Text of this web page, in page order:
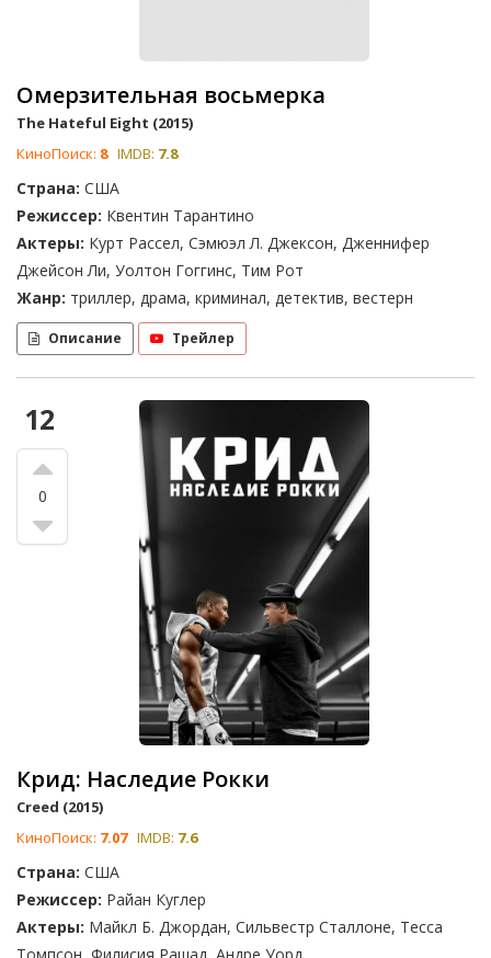
Омерзительная восьмерка
The Hateful Eight (2015)
КиноПоиск: 8 IMDB: 7.8
Страна: США
Режиссер: Квентин Тарантино
Актеры: Курт Рассел, Сэмюэл Л. Джексон, Дженнифер
Джейсон Ли, Уолтон Гоггинс, Тим Рот
Жанр: триллер, драма, криминал, детектив, вестерн
Описание Трейлер
12
0
Крид: Наследие Рокки
Creed (2015)
КиноПоиск: 7.07 IMDB: 7.6
Страна: США
Режиссер: Райан Куглер
Актеры: Майкл Б. Джордан, Сильвестр Сталлоне, Тесса